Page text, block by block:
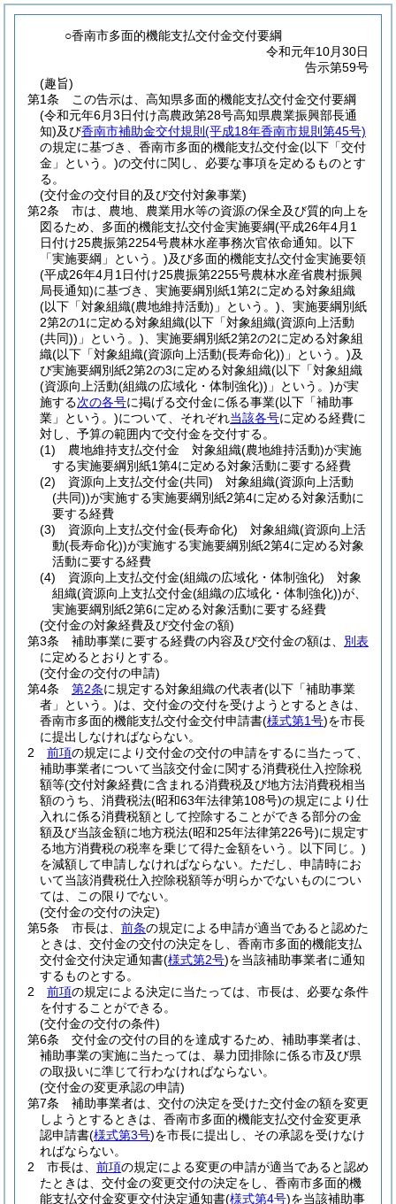
○香南市多面的機能支払交付金交付要綱
令和元年10月30日
告示第59号
(趣旨)
第1条
この告示は、高知県多面的機能支払交付金交付要綱
(令和元年6月3日付け高農政第28号高知県農業振興部長通
知)及び香南市補助金交付規則 (平成18年香南市規則第45号)
の規定に基づき、香南市多面的機能支払交付金(以下「交付
金」という。)の交付に関し、必要な事項を定めるものとす
る。
(交付金の交付目的及び交付対象事業)
第2条
市は、農地、農業用水等の資源の保全及び質的向上を
図るため、多面的機能支払交付金実施要綱(平成26年4月1
日付け25農振第2254号農林水産事務次官依命通知。以下
「実施要綱」という。)及び多面的機能支払交付金実施要領
(平成26年4月1日付け25農振第2255号農林水産省農村振興
局長通知)に基づき、実施要綱別紙1第2に定める対象組織
(以下「対象組織(農地維持活動) 」という。) 、実施要綱別紙
2第2の1に定める対象組織(以下「対象組織(資源向上活動
(共同)) 」という。) 、実施要綱別紙2第2の2に定める対象組
織(以下「対象組織(資源向上活動(長寿命化)) 」という。)及
び実施要綱別紙2第2の3に定める対象組織(以下「対象組織
(資源向上活動(組織の広域化・体制強化)) 」という。)が実
施する次の各号に掲げる交付金に係る事業(以下「補助事
業」という。)について、それぞれ当該各号に定める経費に
対し、予算の範囲内で交付金を交付する。
(1)
農地維持支払交付金 対象組織(農地維持活動)が実施
する実施要綱別紙1第4に定める対象活動に要する経費
(2)
資源向上支払交付金(共同) 対象組織(資源向上活動
(共同))が実施する実施要綱別紙2第4に定める対象活動に
要する経費
(3)
資源向上支払交付金(長寿命化) 対象組織(資源向上活
動(長寿命化))が実施する実施要綱別紙2第4に定める対象
活動に要する経費
(4)
資源向上支払交付金(組織の広域化・体制強化) 対象
組織(資源向上支払交付金(組織の広域化・体制強化))が、
実施要綱別紙2第6に定める対象活動に要する経費
(交付金の対象経費及び交付金の額)
第3条
補助事業に要する経費の内容及び交付金の額は、 別表
に定めるとおりとする。
(交付金の交付の申請)
第4条
第2条に規定する対象組織の代表者(以下「補助事業
者」という。)は、交付金の交付を受けようとするときは、
香南市多面的機能支払交付金交付申請書(様式第1号)を市長
に提出しなければならない。
2
前項の規定により交付金の交付の申請をするに当たって、
補助事業者について当該交付金に関する消費税仕入控除税
額等(交付対象経費に含まれる消費税及び地方法消費税相当
額のうち、消費税法(昭和63年法律第108号)の規定により仕
入れに係る消費税額として控除することができる部分の金
額及び当該金額に地方税法(昭和25年法律第226号)に規定す
る地方消費税の税率を乗じて得た金額をいう。以下同じ。)
を減額して申請しなければならない。 ただし、申請時にお
いて当該消費税仕入控除税額等が明らかでないものについ
ては、この限りでない。
(交付金の交付の決定)
第5条
市長は、 前条の規定による申請が適当であると認めた
ときは、交付金の交付の決定をし、香南市多面的機能支払
交付金交付決定通知書(様式第2号)を当該補助事業者に通知
するものとする。
2
前項の規定による決定に当たっては、市長は、必要な条件
を付することができる。
(交付金の交付の条件)
第6条
交付金の交付の目的を達成するため、補助事業者は、
補助事業の実施に当たっては、暴力団排除に係る市及び県
の取扱いに準じて行わなければならない。
(交付金の変更承認の申請)
第7条
補助事業者は、交付の決定を受けた交付金の額を変更
しようとするときは、香南市多面的機能支払交付金変更承
認申請書(様式第3号)を市長に提出し、その承認を受けなけ
ればならない。
2
市長は、 前項の規定による変更の申請が適当であると認め
たときは、交付金の変更交付の決定をし、香南市多面的機
能支払交付金変更交付決定通知書(様式第4号)を当該補助事